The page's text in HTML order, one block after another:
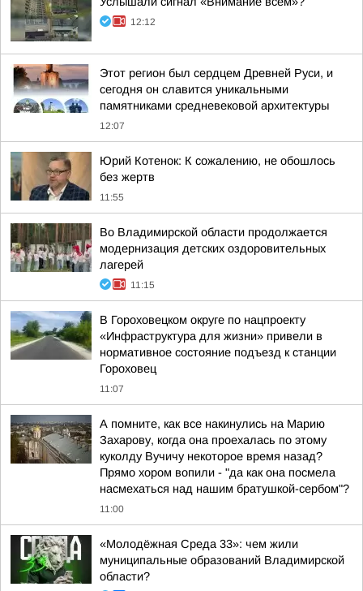
12:12
Этот регион был сердцем Древней Руси, и
сегодня он славится уникальными
памятниками средневековой архитектуры
12:07
Юрий Котенок: К сожалению, не обошлось
без жертв
11:55
Во Владимирской области продолжается
модернизация детских оздоровительных
лагерей
11:15
В Гороховецком округе по нацпроекту
«Инфраструктура для жизни» привели в
нормативное состояние подъезд к станции
Гороховец
11:07
А помните, как все накинулись на Марию
Захарову, когда она проехалась по этому
куколду Вучичу некоторое время назад?
Прямо хором вопили - "да как она посмела
насмехаться над нашим братушкой-сербом"?
11:00
«Молодёжная Среда 33»: чем жили
муниципальные образований Владимирской
области?